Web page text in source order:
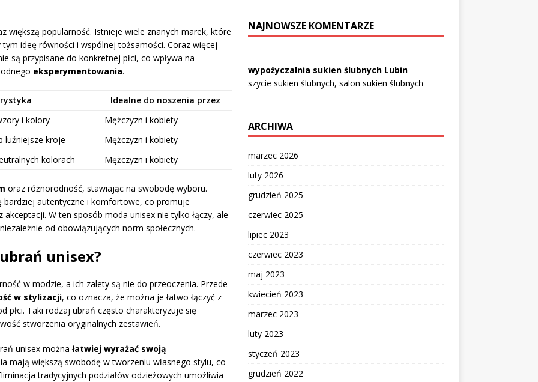
większą popularność. Istnieje wiele znanych marek, które
ideę równości i wspólnej tożsamości. Coraz więcej
są przypisane do konkretnej płci, co wpływa na
eksperymentowania.
Idealne do noszenia przez
i kolory
Mężczyzn i kobiety
luźniejsze kroje
Mężczyzn i kobiety
kolorach
Mężczyzn i kobiety
oraz różnorodność, stawiając na swobodę wyboru.
bardziej autentyczne i komfortowe, co promuje
W ten sposób moda unisex nie tylko łączy, ale
od obowiązujących norm społecznych.
unisex?
w modzie, a ich zalety są nie do przeoczenia. Przede
w stylizacji, co oznacza, że można je łatwo łączyć z
płci. Taki rodzaj ubrań często charakteryzuje się
stworzenia oryginalnych zestawień.
unisex można łatwiej wyrażać swoją
mają większą swobodę w tworzeniu własnego stylu, co
tradycyjnych podziałów odzieżowych umożliwia
NAJNOWSZE KOMENTARZE
wypożyczalnia sukien ślubnych Lubin
szycie sukien ślubnych, salon sukien ślubnych
ARCHIWA
marzec 2026
luty 2026
grudzień 2025
czerwiec 2025
lipiec 2023
czerwiec 2023
maj 2023
kwiecień 2023
marzec 2023
luty 2023
styczeń 2023
grudzień 2022